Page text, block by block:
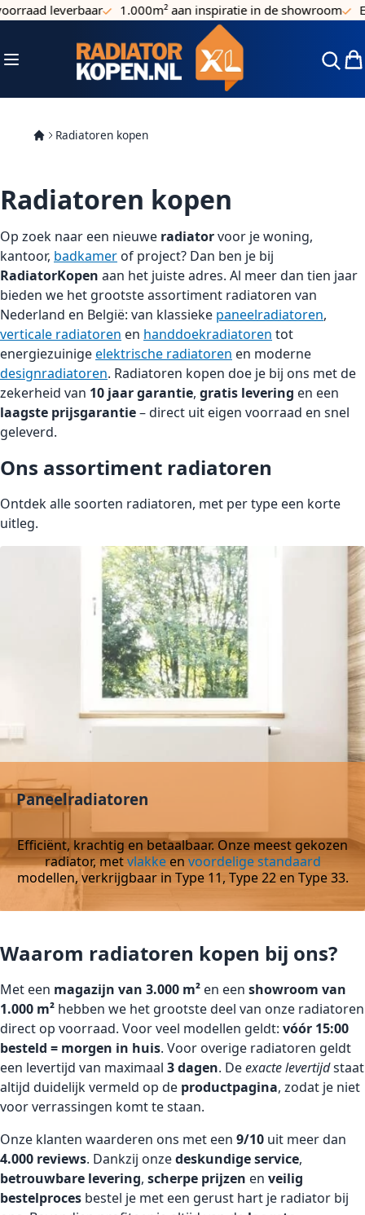
Ga naar de inhoud
leverbaar 1.000m² aan inspiratie in de showroom Elke
Toggle Nav
Radiatoren kopen
Radiatoren kopen
Op zoek naar een nieuwe radiatorvoor je woning,
kantoor, badkamer of project? Dan ben je bij
RadiatorKopen aan het juiste adres. Al meer dan tien jaar
bieden we het grootste assortiment radiatoren van
Nederland en België: van klassieke paneelradiatoren,
verticale radiatoren en handdoekradiatoren tot
energiezuinigeelektrische radiatoren en moderne
designradiatoren. Radiatoren kopen doe je bij ons met de
zekerheid van 10 jaar garantie, gratis levering en een
laagste prijsgarantie– direct uit eigen voorraad en snel
geleverd.
Ons assortiment radiatoren
Ontdek alle soorten radiatoren, met per type een korte
uitleg.
Paneelradiatoren
Efficiënt, krachtig en betaalbaar. Onze meest gekozen
radiator, metvlakkeen voordelige standaard
modellen, verkrijgbaar in Type 11, Type 22 en Type 33.
Waarom radiatoren kopen bij ons?
Met een magazijn van 3.000 m² en een showroom van
1.000 m² hebben we het grootste deel van onze radiatoren
direct op voorraad. Voor veel modellen geldt: vóór 15:00
besteld = morgen in huis. Voor overige radiatoren geldt
een levertijd van maximaal 3 dagen. Deexacte levertijdstaat
altijd duidelijk vermeld op de productpagina, zodat je niet
voor verrassingen komt te staan.
Onze klanten waarderen ons met een 9/10 uit meer dan
4.000 reviews. Dankzij onzedeskundige service,
betrouwbare levering, scherpe prijzen en veilig
bestelproces bestel je met een gerust hart je radiator bij